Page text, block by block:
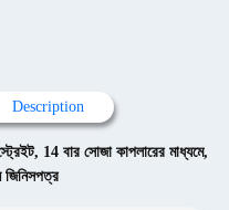
Description
, 14 বার সোজা কাপলারের মাধ্যমে,